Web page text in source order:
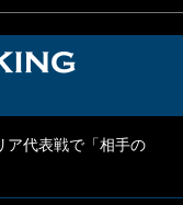
ア代表戦で「相手の